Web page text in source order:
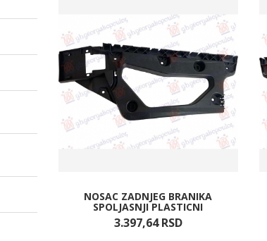
NOSAC ZADNJEG BRANIKA
SPOLJASNJI PLASTICNI
3.397,64 RSD